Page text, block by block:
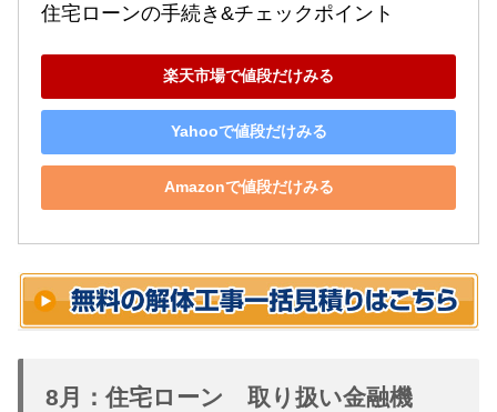
住宅ローンの手続き&チェックポイント
楽天市場で値段だけみる
Yahooで値段だけみる
Amazonで値段だけみる
8月：住宅ローン 取り扱い金融機